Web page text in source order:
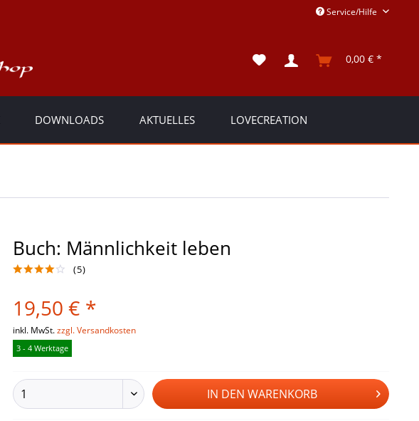
Service/Hilfe
0,00 € *
DOWNLOADS AKTUELLES LOVECREATION
Buch: Männlichkeit leben
(5)
19,50 € *
inkl. MwSt.zzgl. Versandkosten
3 - 4 Werktage
IN DEN WARENKORB